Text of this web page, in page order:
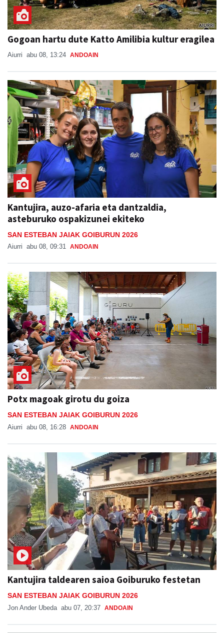
Gogoan hartu dute Katto Amilibia kultur eragilea
Aiurri abu 08, 13:24 ANDOAIN
Kantujira, auzo-afaria eta dantzaldia,
asteburuko ospakizunei ekiteko
SAN ESTEBAN JAIAK GOIBURUN 2026
Aiurri abu 08, 09:31 ANDOAIN
Potx magoak girotu du goiza
SAN ESTEBAN JAIAK GOIBURUN 2026
Aiurri abu 08, 16:28 ANDOAIN
Kantujira taldearen saioa Goiburuko festetan
SAN ESTEBAN JAIAK GOIBURUN 2026
Jon Ander Ubeda abu 07, 20:37 ANDOAIN